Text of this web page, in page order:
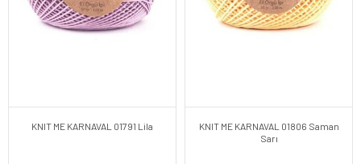
KNIT ME KARNAVAL 01791 Lila
KNIT ME KARNAVAL 01806 Saman
Sarı